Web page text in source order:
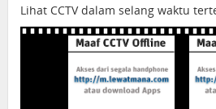
Lihat CCTV dalam selang waktu